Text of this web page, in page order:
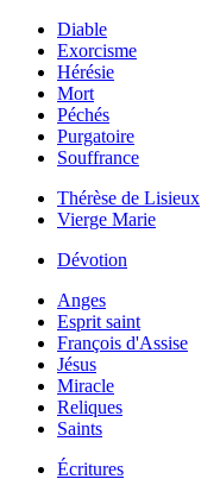
Diable
Exorcisme
Hérésie
Mort
Péchés
Purgatoire
Souffrance
Thérèse de Lisieux
Vierge Marie
Dévotion
Anges
Esprit saint
François d'Assise
Jésus
Miracle
Reliques
Saints
Écritures